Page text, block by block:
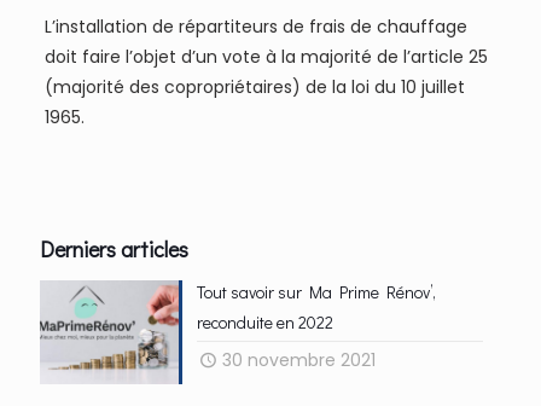
L’installation de répartiteurs de frais de chauffage
doit faire l’objet d’un vote à la majorité de l’article 25
(majorité des copropriétaires) de la loi du 10 juillet
1965.
Derniers articles
Tout savoir sur Ma Prime Rénov’,
reconduite en 2022
30 novembre 2021